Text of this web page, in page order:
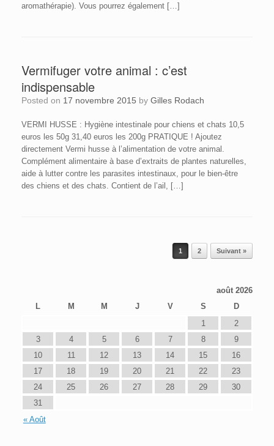
aromathérapie). Vous pourrez également […]
Vermifuger votre animal : c’est
indispensable
Posted on 17 novembre 2015 by Gilles Rodach
VERMI HUSSE : Hygiène intestinale pour chiens et chats 10,5
euros les 50g 31,40 euros les 200g PRATIQUE ! Ajoutez
directement Vermi husse à l’alimentation de votre animal.
Complément alimentaire à base d’extraits de plantes naturelles,
aide à lutter contre les parasites intestinaux, pour le bien-être
des chiens et des chats. Contient de l’ail, […]
1 2 Suivant »
août 2026
L
M M J V S D
« Août
1
2
3
4 5 6 7 8
9
10
11 12 13 14 15
16
17
18 19 20 21 22
23
24
25 26 27 28 29
30
31